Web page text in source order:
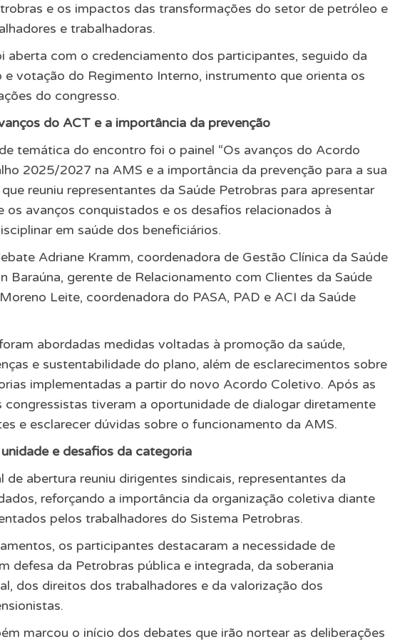
e os impactos das transformações do setor de petróleo e
e trabalhadoras.
aberta com o credenciamento dos participantes, seguido da
e votação do Regimento Interno, instrumento que orienta os
do congresso.
do ACT e a importância da prevenção
temática do encontro foi o painel “Os avanços do Acordo
2025/2027 na AMS e a importância da prevenção para a sua
reuniu representantes da Saúde Petrobras para apresentar
os avanços conquistados e os desafios relacionados à
em saúde dos beneficiários.
Adriane Kramm, coordenadora de Gestão Clínica da Saúde
Baraúna, gerente de Relacionamento com Clientes da Saúde
Leite, coordenadora do PASA, PAD e ACI da Saúde
abordadas medidas voltadas à promoção da saúde,
e sustentabilidade do plano, além de esclarecimentos sobre
implementadas a partir do novo Acordo Coletivo. Após as
congressistas tiveram a oportunidade de dialogar diretamente
e esclarecer dúvidas sobre o funcionamento da AMS.
e desafios da categoria
de abertura reuniu dirigentes sindicais, representantes da
reforçando a importância da organização coletiva diante
pelos trabalhadores do Sistema Petrobras.
os participantes destacaram a necessidade de
defesa da Petrobras pública e integrada, da soberania
dos direitos dos trabalhadores e da valorização dos
marcou o início dos debates que irão nortear as deliberações